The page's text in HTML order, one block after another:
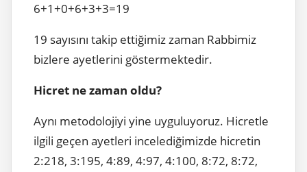
6+1+0+6+3+3=19
19 sayısını takip ettiğimiz zaman Rabbimiz
bizlere ayetlerini göstermektedir.
Hicret ne zaman oldu?
Aynı metodolojiyi yine uyguluyoruz. Hicretle
ilgili geçen ayetleri incelediğimizde hicretin
2:218, 3:195, 4:89, 4:97, 4:100, 8:72, 8:72,